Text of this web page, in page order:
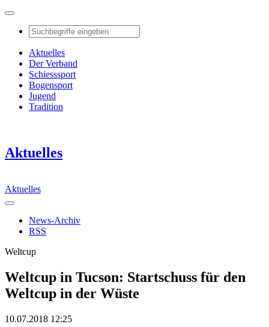
Aktuelles
Der Verband
Schiesssport
Bogensport
Jugend
Tradition
Aktuelles
Aktuelles
News-Archiv
RSS
Weltcup
Weltcup in Tucson: Startschuss für den
Weltcup in der Wüste
10.07.2018 12:25